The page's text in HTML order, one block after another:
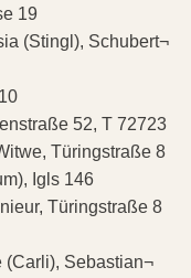
19
(Stingl), Schubert¬
52, T 72723
Türingstraße 8
Igls 146
Türingstraße 8
Sebastian¬